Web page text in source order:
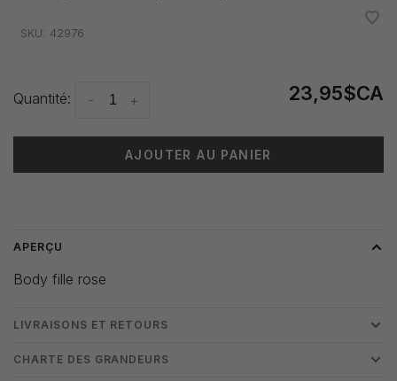
SKU: 42976
Quantité: +
- 23,95$CA
AJOUTER AU PANIER
APERÇU
Body fille rose
LIVRAISONS ET RETOURS
CHARTE DES GRANDEURS